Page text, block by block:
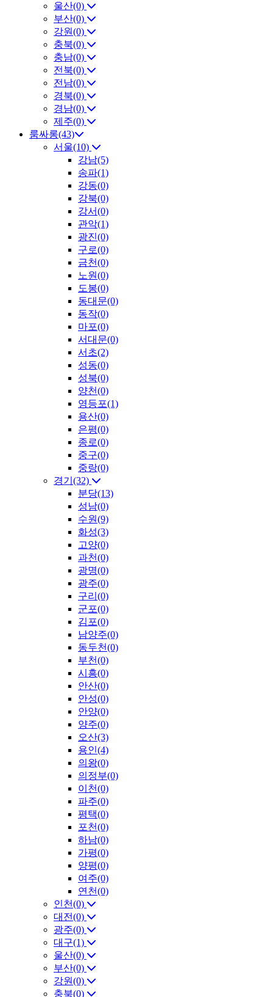
울산(0)
부산(0)
강원(0)
충북(0)
충남(0)
전북(0)
전남(0)
경북(0)
경남(0)
제주(0)
룸싸롱(43)
서울(10)
강남(5)
송파(1)
강동(0)
강북(0)
강서(0)
관악(1)
광진(0)
구로(0)
금천(0)
노원(0)
도봉(0)
동대문(0)
동작(0)
마포(0)
서대문(0)
서초(2)
성동(0)
성북(0)
양천(0)
영등포(1)
용산(0)
은평(0)
종로(0)
중구(0)
중랑(0)
경기(32)
분당(13)
성남(0)
수원(9)
화성(3)
고양(0)
과천(0)
광명(0)
광주(0)
구리(0)
군포(0)
김포(0)
남양주(0)
동두천(0)
부천(0)
시흥(0)
안산(0)
안성(0)
안양(0)
양주(0)
오산(3)
용인(4)
의왕(0)
의정부(0)
이천(0)
파주(0)
평택(0)
포천(0)
하남(0)
가평(0)
양평(0)
여주(0)
연천(0)
인천(0)
대전(0)
광주(0)
대구(1)
울산(0)
부산(0)
강원(0)
충북(0)